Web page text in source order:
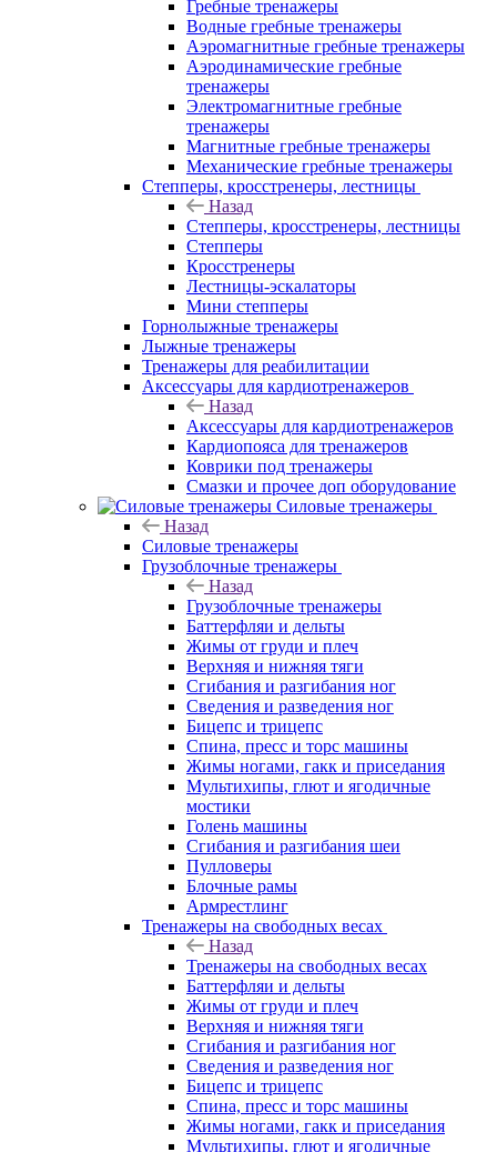
Гребные тренажеры
Водные гребные тренажеры
Аэромагнитные гребные тренажеры
Аэродинамические гребные
тренажеры
Электромагнитные гребные
тренажеры
Магнитные гребные тренажеры
Механические гребные тренажеры
Степперы, кросстренеры, лестницы
Назад
Степперы, кросстренеры, лестницы
Степперы
Кросстренеры
Лестницы-эскалаторы
Мини степперы
Горнолыжные тренажеры
Лыжные тренажеры
Тренажеры для реабилитации
Аксессуары для кардиотренажеров
Назад
Аксессуары для кардиотренажеров
Кардиопояса для тренажеров
Коврики под тренажеры
Смазки и прочее доп оборудование
Силовые тренажеры
Назад
Силовые тренажеры
Грузоблочные тренажеры
Назад
Грузоблочные тренажеры
Баттерфляи и дельты
Жимы от груди и плеч
Верхняя и нижняя тяги
Сгибания и разгибания ног
Сведения и разведения ног
Бицепс и трицепс
Спина, пресс и торс машины
Жимы ногами, гакк и приседания
Мультихипы, глют и ягодичные
мостики
Голень машины
Сгибания и разгибания шеи
Пулловеры
Блочные рамы
Армрестлинг
Тренажеры на свободных весах
Назад
Тренажеры на свободных весах
Баттерфляи и дельты
Жимы от груди и плеч
Верхняя и нижняя тяги
Сгибания и разгибания ног
Сведения и разведения ног
Бицепс и трицепс
Спина, пресс и торс машины
Жимы ногами, гакк и приседания
Мультихипы, глют и ягодичные